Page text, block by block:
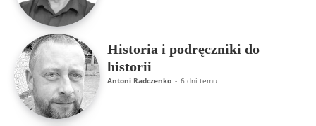
Historia i podręczniki do
historii
Antoni Radczenko - 6 dni temu